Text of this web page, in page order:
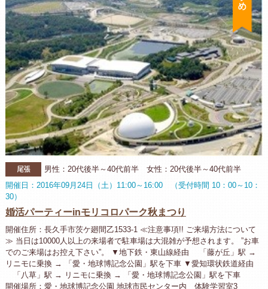
尾張
男性：20代後半～40代前半 女性：20代後半～40代前半
開催日：2016年09月24日（土）11:00～16:00 （受付時間 10：00～10：
30）
婚活パーティーinモリコロパーク秋まつり
開催住所：長久手市茨ケ廻間乙1533-1 ≪注意事項!! ご来場方法について
≫ 当日は10000人以上の来場者で駐車場は大混雑が予想されます。 ”お車
でのご来場はお控え下さい”。 ▼地下鉄・東山線経由 「藤が丘」駅 →
リニモに乗換 → 「愛・地球博記念公園」駅を下車 ▼愛知環状鉄道経由
「八草」駅 → リニモに乗換 → 「愛・地球博記念公園」駅を下車
開催場所：愛・地球博記念公園 地球市民センター内 体験学習室3